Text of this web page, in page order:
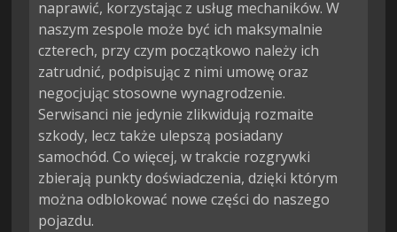
naprawić, korzystając z usług mechaników. W
naszym zespole może być ich maksymalnie
czterech, przy czym początkowo należy ich
zatrudnić, podpisując z nimi umowę oraz
negocjując stosowne wynagrodzenie.
Serwisanci nie jedynie zlikwidują rozmaite
szkody, lecz także ulepszą posiadany
samochód. Co więcej, w trakcie rozgrywki
zbierają punkty doświadczenia, dzięki którym
można odblokować nowe części do naszego
pojazdu.